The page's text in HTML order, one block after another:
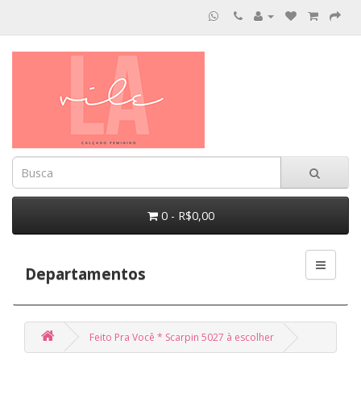
0 - R$0,00
Departamentos
Feito Pra Você * Scarpin 5027 à escolher